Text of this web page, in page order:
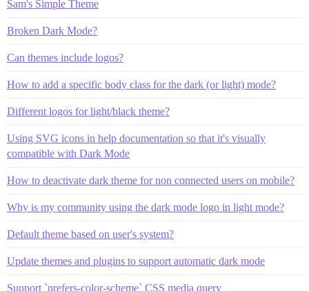
Sam's Simple Theme
Broken Dark Mode?
Can themes include logos?
How to add a specific body class for the dark (or light) mode?
Different logos for light/black theme?
Using SVG icons in help documentation so that it's visually
compatible with Dark Mode
How to deactivate dark theme for non connected users on mobile?
Why is my community using the dark mode logo in light mode?
Default theme based on user's system?
Update themes and plugins to support automatic dark mode
Support `prefers-color-scheme` CSS media query